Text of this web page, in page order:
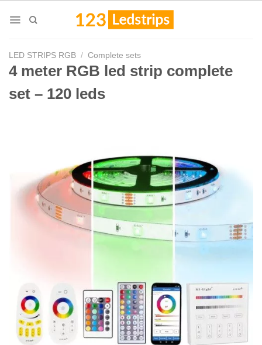
LED STRIPS RGB / Complete sets
4 meter RGB led strip complete
set – 120 leds